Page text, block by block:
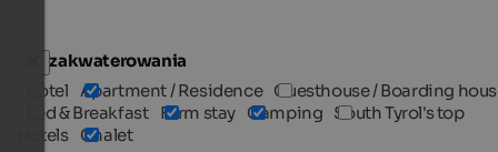
Typ zakwaterowania
Hotel Apartment / Residence Guesthouse / Boarding
Bed & Breakfast Farm stay Camping South Tyrol's top
Hotels Chalet